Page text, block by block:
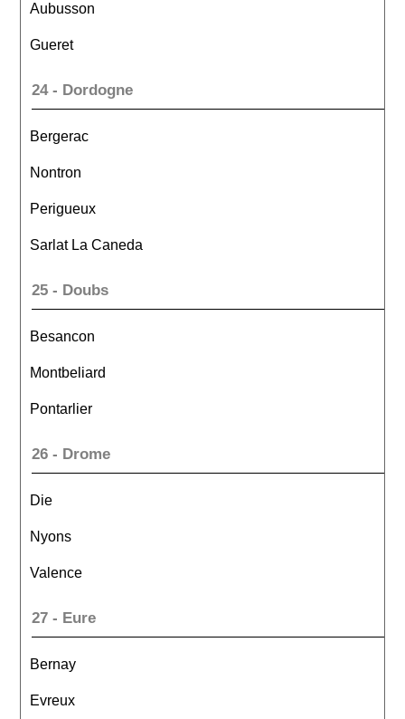
Aubusson
Gueret
24 - Dordogne
Bergerac
Nontron
Perigueux
Sarlat La Caneda
25 - Doubs
Besancon
Montbeliard
Pontarlier
26 - Drome
Die
Nyons
Valence
27 - Eure
Bernay
Evreux